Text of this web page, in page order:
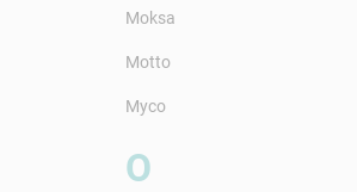
Moksa
Motto
Myco
O